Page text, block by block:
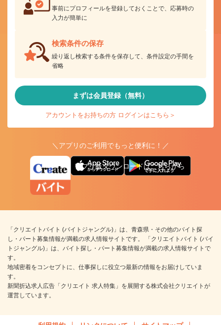
事前にプロフィールを登録しておくことで、応募時の
入力が簡単に
検索条件の保存
繰り返し検索する条件を保存して、条件設定の手間を
省略
まずは会員登録（無料）
アカウントをお持ちの方 ログインはこちら＞
＼アプリのご利用でもっと便利に！／
アプリ版ダウンロードはこちらから
「クリエイトバイト (バイトジャングル)」は、青森県・その他のバイト探
し・パート募集情報が満載の求人情報サイトです。 「クリエイトバイト (バイ
トジャングル)」は、バイト探し・パート募集情報が満載の求人情報サイトで
す。
地域密着をコンセプトに、仕事探しに役立つ最新の情報をお届けしていま
す。
新聞折込求人広告「クリエイト 求人特集」を展開する株式会社クリエイトが
運営しています。